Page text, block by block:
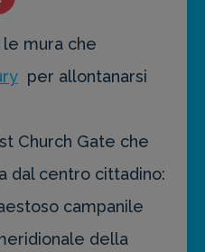
mura che
per allontanarsi
Church Gate che
dal centro cittadino:
campanile
della